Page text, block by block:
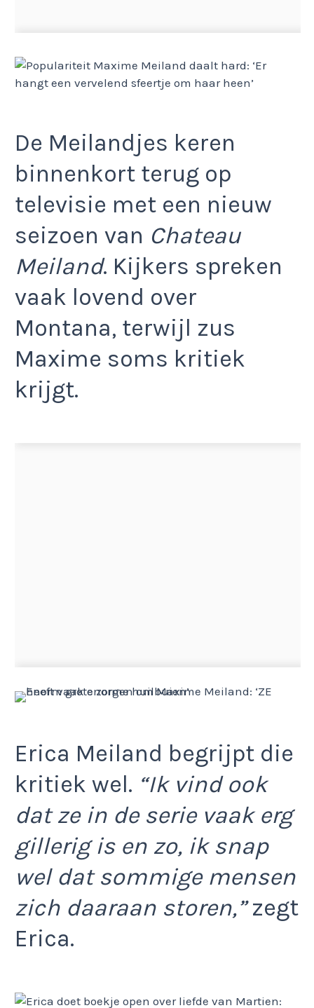
De Meilandjes keren
binnenkort terug op
televisie met een nieuw
seizoen van Chateau
Meiland. Kijkers spreken
vaak lovend over
Montana, terwijl zus
Maxime soms kritiek
krijgt.
Erica Meiland begrijpt die
kritiek wel. “Ik vind ook
dat ze in de serie vaak erg
gillerig is en zo, ik snap
wel dat sommige mensen
zich daaraan storen,”zegt
Erica.